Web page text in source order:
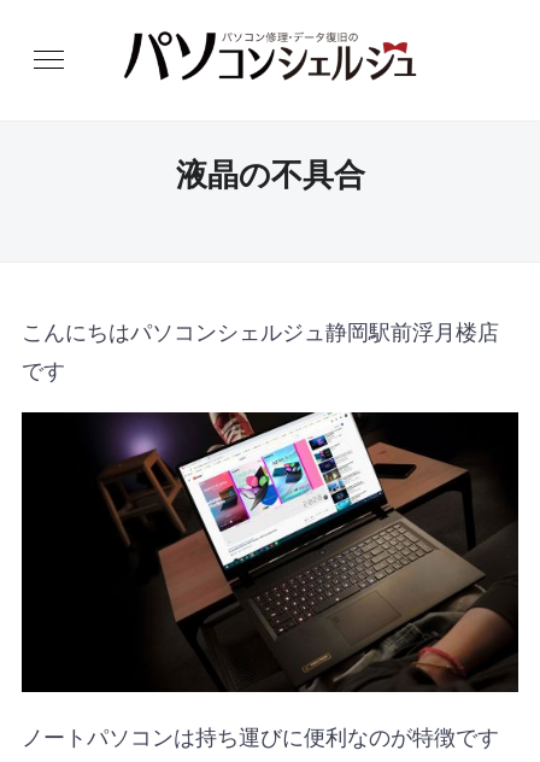
液晶の不具合
こんにちはパソコンシェルジュ静岡駅前浮月楼店
です
ノートパソコンは持ち運びに便利なのが特徴です